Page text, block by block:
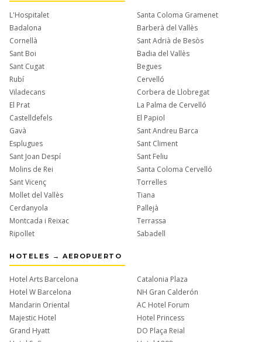
L'Hospitalet
Badalona
Cornellà
Sant Boi
Sant Cugat
Rubí
Viladecans
El Prat
Castelldefels
Gavà
Esplugues
Sant Joan Despí
Molins de Rei
Sant Vicenç
Mollet del Vallès
Cerdanyola
Montcada i Reixac
Ripollet
Santa Coloma Gramenet
Barberà del Vallès
Sant Adrià de Besòs
Badia del Vallès
Begues
Cervelló
Corbera de Llobregat
La Palma de Cervelló
El Papiol
Sant Andreu Barca
Sant Climent
Sant Feliu
Santa Coloma Cervelló
Torrelles
Tiana
Pallejà
Terrassa
Sabadell
HOTELES → AEROPUERTO
Hotel Arts Barcelona
Hotel W Barcelona
Mandarin Oriental
Majestic Hotel
Grand Hyatt
Catalonia Plaza
NH Gran Calderón
AC Hotel Forum
Hotel Princess
DO Plaça Reial